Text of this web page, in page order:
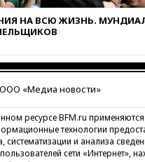
НА ВСЮ ЖИЗНЬ.
«Медиа новости»
ресурсе BFM.ru
технологии
систематизации и анализа
сети «Интернет»,